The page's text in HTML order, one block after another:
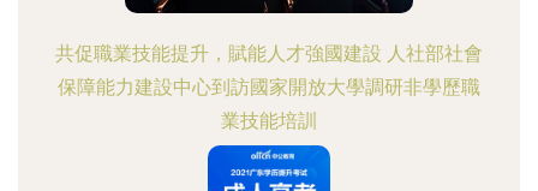
共促職業技能提升，賦能人才強國建設 人社部社會
保障能力建設中心到訪國家開放大學調研非學歷職
業技能培訓